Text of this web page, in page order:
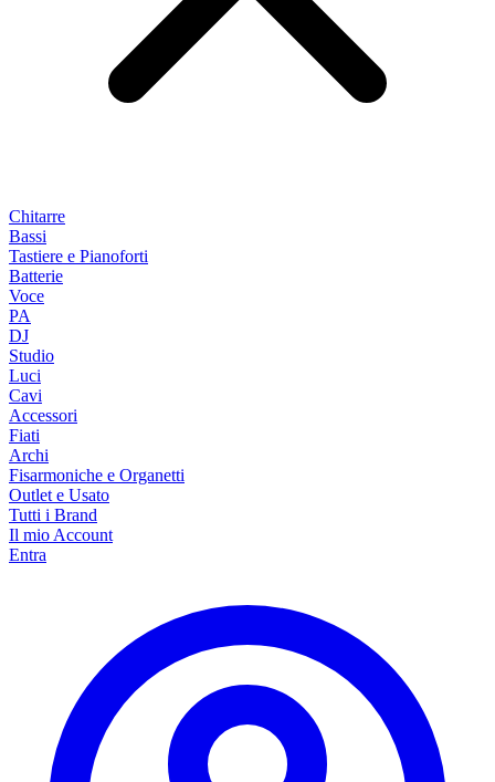
Chitarre
Bassi
Tastiere e Pianoforti
Batterie
Voce
PA
DJ
Studio
Luci
Cavi
Accessori
Fiati
Archi
Fisarmoniche e Organetti
Outlet e Usato
Tutti i Brand
Il mio Account
Entra